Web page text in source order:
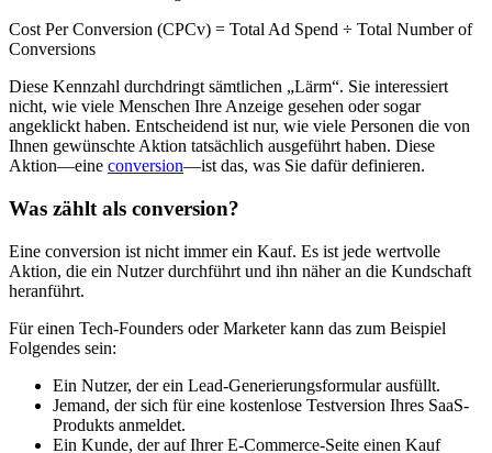
Cost Per Conversion (CPCv) = Total Ad Spend ÷ Total Number of
Conversions
Diese Kennzahl durchdringt sämtlichen „Lärm“. Sie interessiert
nicht, wie viele Menschen Ihre Anzeige gesehen oder sogar
angeklickt haben. Entscheidend ist nur, wie viele Personen die von
Ihnen gewünschte Aktion tatsächlich ausgeführt haben. Diese
Aktion—eine conversion—ist das, was Sie dafür definieren.
Was zählt als conversion?
Eine conversion ist nicht immer ein Kauf. Es ist jede wertvolle
Aktion, die ein Nutzer durchführt und ihn näher an die Kundschaft
heranführt.
Für einen Tech-Founders oder Marketer kann das zum Beispiel
Folgendes sein:
Ein Nutzer, der ein Lead-Generierungsformular ausfüllt.
Jemand, der sich für eine kostenlose Testversion Ihres SaaS-
Produkts anmeldet.
Ein Kunde, der auf Ihrer E-Commerce-Seite einen Kauf